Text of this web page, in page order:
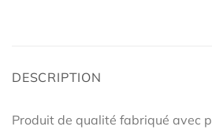
DESCRIPTION
Produit de qualité fabriqué avec